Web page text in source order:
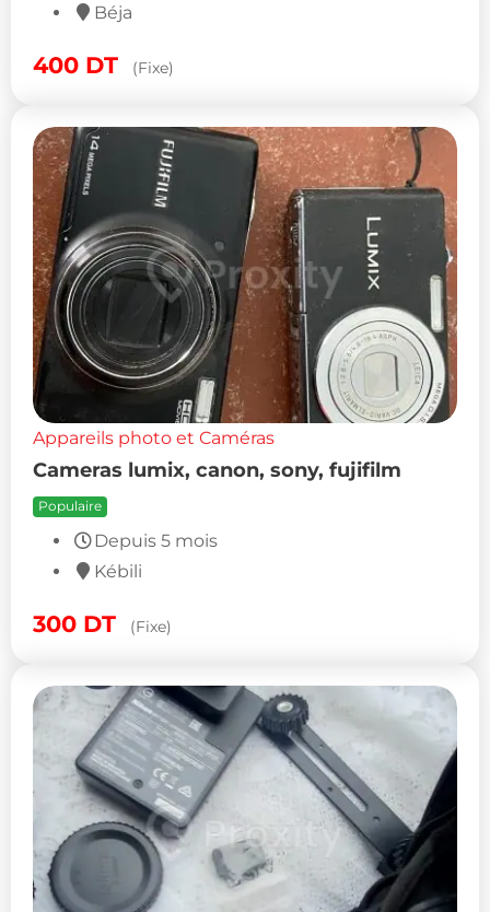
Béja
400 DT (Fixe)
Appareils photo et Caméras
Cameras lumix, canon, sony, fujifilm
Populaire
Depuis 5 mois
Kébili
300 DT (Fixe)